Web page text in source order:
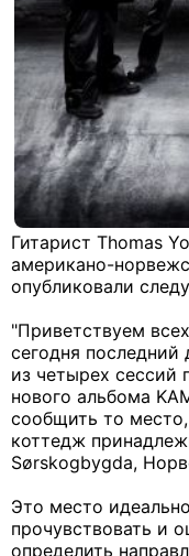
Гитарист Thomas
американо-
опубликовали
"Приветствуем
сегодня последний
из четырех сессий
нового альбома
сообщить то
коттедж
Sørskogbygda,
Это место
прочувствовать и
определить